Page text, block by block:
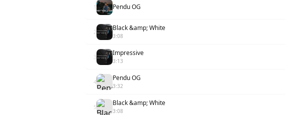
1 Pendu OG
2 Black &amp; White
3:08
3 Impressive
3:13
4 Pendu OG
3:32
5 Black &amp; White
3:08